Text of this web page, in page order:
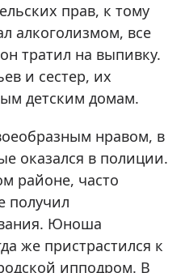
прав, к тому
алкоголизмом, все
тратил на выпивку.
и сестер, их
детским домам.
нравом, в
оказался в полиции.
районе, часто
получил
Юноша
же пристрастился к
ипподром. В